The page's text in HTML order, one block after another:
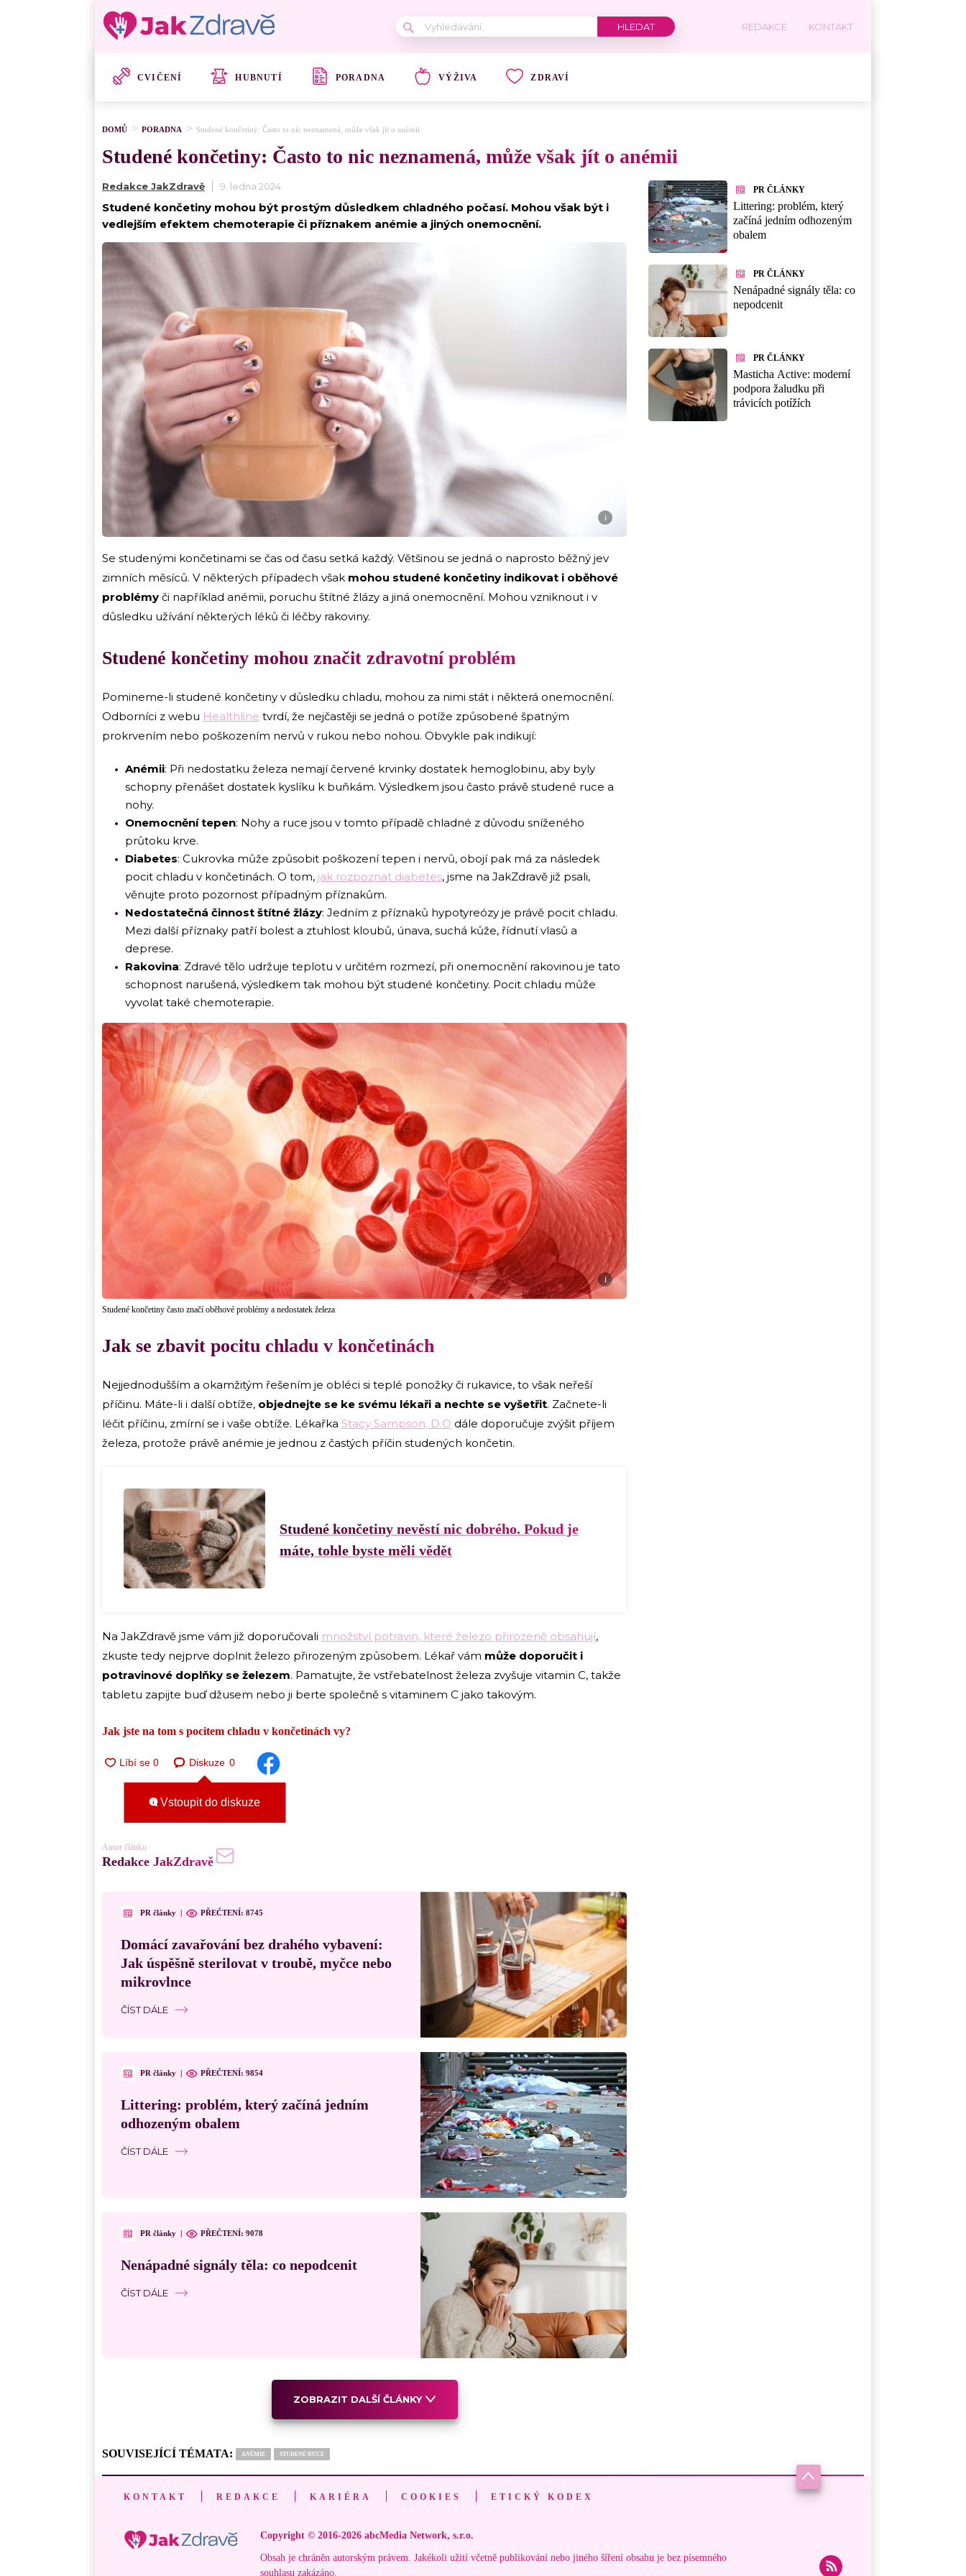
REDAKCE KONTAKT
CVIČENÍ HUBNUTÍ PORADNA VÝŽIVA ZDRAVÍ
DOMŮ PORADNA Studené končetiny: Často to nic neznamená, může však jít o anémii
Studené končetiny: Často to nic neznamená, může však jít o anémii
Redakce JakZdravě 9. ledna 2024
Studené končetiny mohou být prostým důsledkem chladného počasí. Mohou však být i
vedlejším efektem chemoterapie či příznakem anémie a jiných onemocnění.
i
Se studenými končetinami se čas od času setká každý. Většinou se jedná o naprosto běžný jev
zimních měsíců. V některých případech však mohou studené končetiny indikovat i oběhové
problémy či například anémii, poruchu štítné žlázy a jiná onemocnění. Mohou vzniknout i v
důsledku užívání některých léků či léčby rakoviny.
Studené končetiny mohou značit zdravotní problém
Pomineme-li studené končetiny v důsledku chladu, mohou za nimi stát i některá onemocnění.
Odborníci z webu Healthline tvrdí, že nejčastěji se jedná o potíže způsobené špatným
prokrvením nebo poškozením nervů v rukou nebo nohou. Obvykle pak indikují:
Anémii: Při nedostatku železa nemají červené krvinky dostatek hemoglobinu, aby byly
schopny přenášet dostatek kyslíku k buňkám. Výsledkem jsou často právě studené ruce a
nohy.
Onemocnění tepen: Nohy a ruce jsou v tomto případě chladné z důvodu sníženého
průtoku krve.
Diabetes: Cukrovka může způsobit poškození tepen i nervů, obojí pak má za následek
pocit chladu v končetinách. O tom, jak rozpoznat diabetes, jsme na JakZdravě již psali,
věnujte proto pozornost případným příznakům.
Nedostatečná činnost štítné žlázy: Jedním z příznaků hypotyreózy je právě pocit chladu.
Mezi další příznaky patří bolest a ztuhlost kloubů, únava, suchá kůže, řídnutí vlasů a
deprese.
Rakovina: Zdravé tělo udržuje teplotu v určitém rozmezí, při onemocnění rakovinou je tato
schopnost narušená, výsledkem tak mohou být studené končetiny. Pocit chladu může
vyvolat také chemoterapie.
i
Studené končetiny často značí oběhové problémy a nedostatek železa
Jak se zbavit pocitu chladu v končetinách
Nejjednodušším a okamžitým řešením je obléci si teplé ponožky či rukavice, to však neřeší
příčinu. Máte-li i další obtíže, objednejte se ke svému lékaři a nechte se vyšetřit. Začnete-li
léčit příčinu, zmírní se i vaše obtíže. Lékařka Stacy Sampson, D.O dále doporučuje zvýšit příjem
železa, protože právě anémie je jednou z častých příčin studených končetin.
Studené končetiny nevěstí nic dobrého. Pokud je
máte, tohle byste měli vědět
Na JakZdravě jsme vám již doporučovali množství potravin, které železo přirozeně obsahují,
zkuste tedy nejprve doplnit železo přirozeným způsobem. Lékař vám může doporučit i
potravinové doplňky se železem. Pamatujte, že vstřebatelnost železa zvyšuje vitamin C, takže
tabletu zapijte buď džusem nebo ji berte společně s vitaminem C jako takovým.
Jak jste na tom s pocitem chladu v končetinách vy?
Diskuze 0
Vstoupit do diskuze
Autor článku
Redakce JakZdravě
PR články PŘEČTENÍ: 8745
Domácí zavařování bez drahého vybavení:
Jak úspěšně sterilovat v troubě, myčce nebo
mikrovlnce
ČÍST DÁLE
PR články PŘEČTENÍ: 9854
Littering: problém, který začíná jedním
odhozeným obalem
ČÍST DÁLE
PR články PŘEČTENÍ: 9078
Nenápadné signály těla: co nepodcenit
ČÍST DÁLE
ZOBRAZIT DALŠÍ ČLÁNKY
SOUVISEJÍCÍ TÉMATA: ANÉMIE STUDENÉ RUCE
PR ČLÁNKY
Littering: problém, který
začíná jedním odhozeným
obalem
PR ČLÁNKY
Nenápadné signály těla: co
nepodcenit
PR ČLÁNKY
Masticha Active: moderní
podpora žaludku při
trávicích potížích
KONTAKT REDAKCE KARIÉRA COOKIES ETICKÝ KODEX
Copyright © 2016-2026 abcMedia Network, s.r.o.
Obsah je chráněn autorským právem. Jakékoli užití včetně publikování nebo jiného šíření obsahu je bez písemného
souhlasu zakázáno.